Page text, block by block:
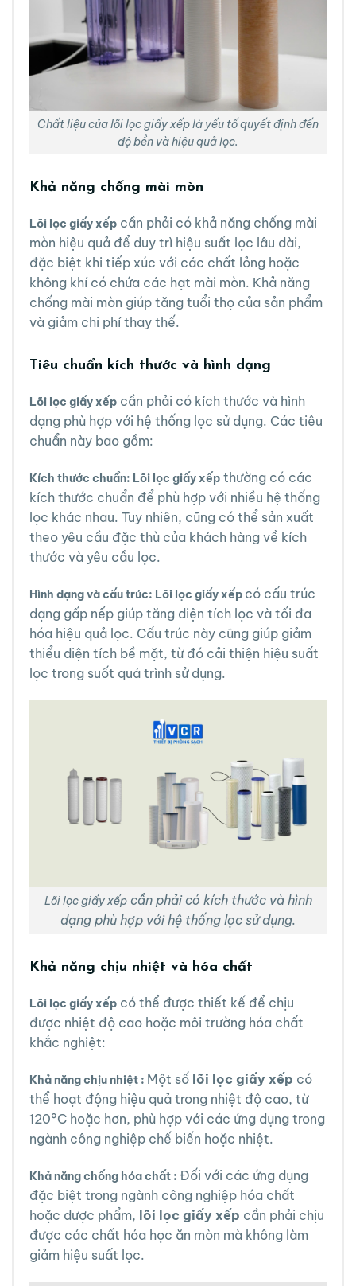
Chất liệu của lõi lọc giấy xếp là yếu tố quyết định đến
độ bền và hiệu quả lọc.
Khả năng chống mài mòn
Lõi lọc giấy xếp cần phải có khả năng chống mài
mòn hiệu quả để duy trì hiệu suất lọc lâu dài,
đặc biệt khi tiếp xúc với các chất lỏng hoặc
không khí có chứa các hạt mài mòn. Khả năng
chống mài mòn giúp tăng tuổi thọ của sản phẩm
và giảm chi phí thay thế.
Tiêu chuẩn kích thước và hình dạng
Lõi lọc giấy xếp cần phải có kích thước và hình
dạng phù hợp với hệ thống lọc sử dụng. Các tiêu
chuẩn này bao gồm:
Kích thước chuẩn: Lõi lọc giấy xếp thường có các
kích thước chuẩn để phù hợp với nhiều hệ thống
lọc khác nhau. Tuy nhiên, cũng có thể sản xuất
theo yêu cầu đặc thù của khách hàng về kích
thước và yêu cầu lọc.
Hình dạng và cấu trúc: Lõi lọc giấy xếp có cấu trúc
dạng gấp nếp giúp tăng diện tích lọc và tối đa
hóa hiệu quả lọc. Cấu trúc này cũng giúp giảm
thiểu diện tích bề mặt, từ đó cải thiện hiệu suất
lọc trong suốt quá trình sử dụng.
Lõi lọc giấy xếpcần phải có kích thước và hình
dạng phù hợp với hệ thống lọc sử dụng.
Khả năng chịu nhiệt và hóa chất
Lõi lọc giấy xếp có thể được thiết kế để chịu
được nhiệt độ cao hoặc môi trường hóa chất
khắc nghiệt:
Khả năng chịu nhiệt : Một số lõi lọc giấy xếp có
thể hoạt động hiệu quả trong nhiệt độ cao, từ
120°C hoặc hơn, phù hợp với các ứng dụng trong
ngành công nghiệp chế biến hoặc nhiệt.
Khả năng chống hóa chất : Đối với các ứng dụng
đặc biệt trong ngành công nghiệp hóa chất
hoặc dược phẩm, lõi lọc giấy xếp cần phải chịu
được các chất hóa học ăn mòn mà không làm
giảm hiệu suất lọc.